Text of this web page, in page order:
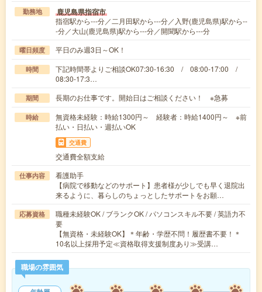
勤務地 鹿児島県指宿市
指宿駅から---分／二月田駅から---分／入野(鹿児島県)駅から--
-分／大山(鹿児島県)駅から---分／開聞駅から---分
曜日頻度 平日のみ週3日～OK！
時間
下記時間帯よりご相談OK07:30-16:30 / 08:00-17:00 /
08:30-17:3…
期間 長期のお仕事です。開始日はご相談ください！ ※急募
時給
無資格未経験：時給1300円～ 経験者：時給1400円～ ※前
払い・日払い・週払いOK
交通費
交通費全額支給
仕事内容
看護助手
【病院で移動などのサポート】患者様が少しでも早く退院出
来るように、暮らしのちょっとしたサポートをお願…
応募資格
職種未経験OK / ブランクOK / パソコンスキル不要 / 英語力不
要
【無資格・未経験OK】＊年齢・学歴不問！履歴書不要！＊
10名以上採用予定≪資格取得支援制度あり≫受講…
職場の雰囲気